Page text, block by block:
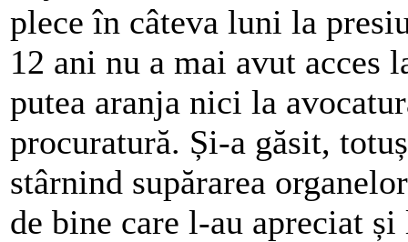
plece în câteva luni la
12 ani nu a mai avut acces
putea aranja nici la
procuratură. Și-a găsit,
stârnind supărarea
de bine care l-au apreciat